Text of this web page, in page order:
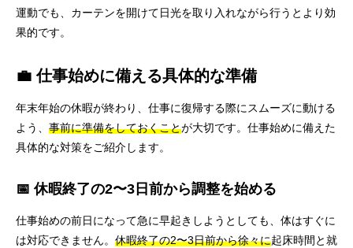
運動でも、カーテンを開けて日光を取り入れながら行うとより効
果的です。
💼 仕事始めに備える具体的な準備
年末年始の休暇が終わり、仕事に復帰する際にスムーズに動ける
よう、 事前に準備をしておくことが大切です。仕事始めに備えた
具体的な対策をご紹介します。
📅 休暇終了の2〜3日前から調整を始める
仕事始めの前日になって急に早起きしようとしても、体はすぐに
は対応できません。 休暇終了の2〜3日前から徐々に起床時間と就